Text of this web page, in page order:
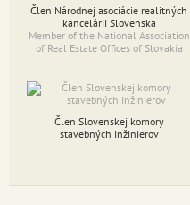
Člen Národnej asociácie realitných
kancelárii Slovenska
Member of the National Association
of Real Estate Offices of Slovakia
Člen Slovenskej komory
stavebných inžinierov